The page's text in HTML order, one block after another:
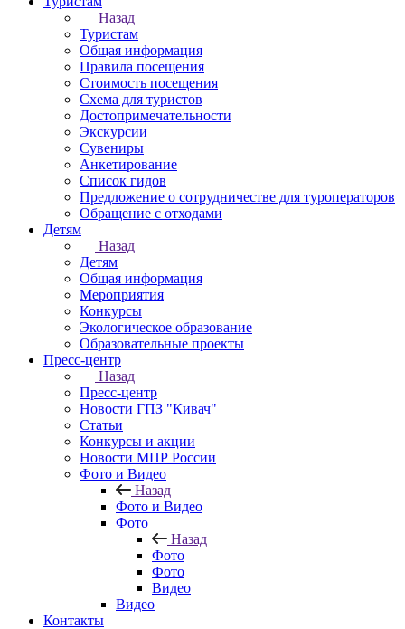
Назад
Туристам
Общая информация
Правила посещения
Стоимость посещения
Схема для туристов
Достопримечательности
Экскурсии
Сувениры
Анкетирование
Список гидов
Предложение о сотрудничестве для туроператоров
Обращение с отходами
Детям
Назад
Детям
Общая информация
Мероприятия
Конкурсы
Экологическое образование
Образовательные проекты
Пресс-центр
Назад
Пресс-центр
Новости ГПЗ "Кивач"
Статьи
Конкурсы и акции
Новости МПР России
Фото и Видео
Назад
Фото и Видео
Фото
Назад
Фото
Фото
Видео
Видео
Контакты